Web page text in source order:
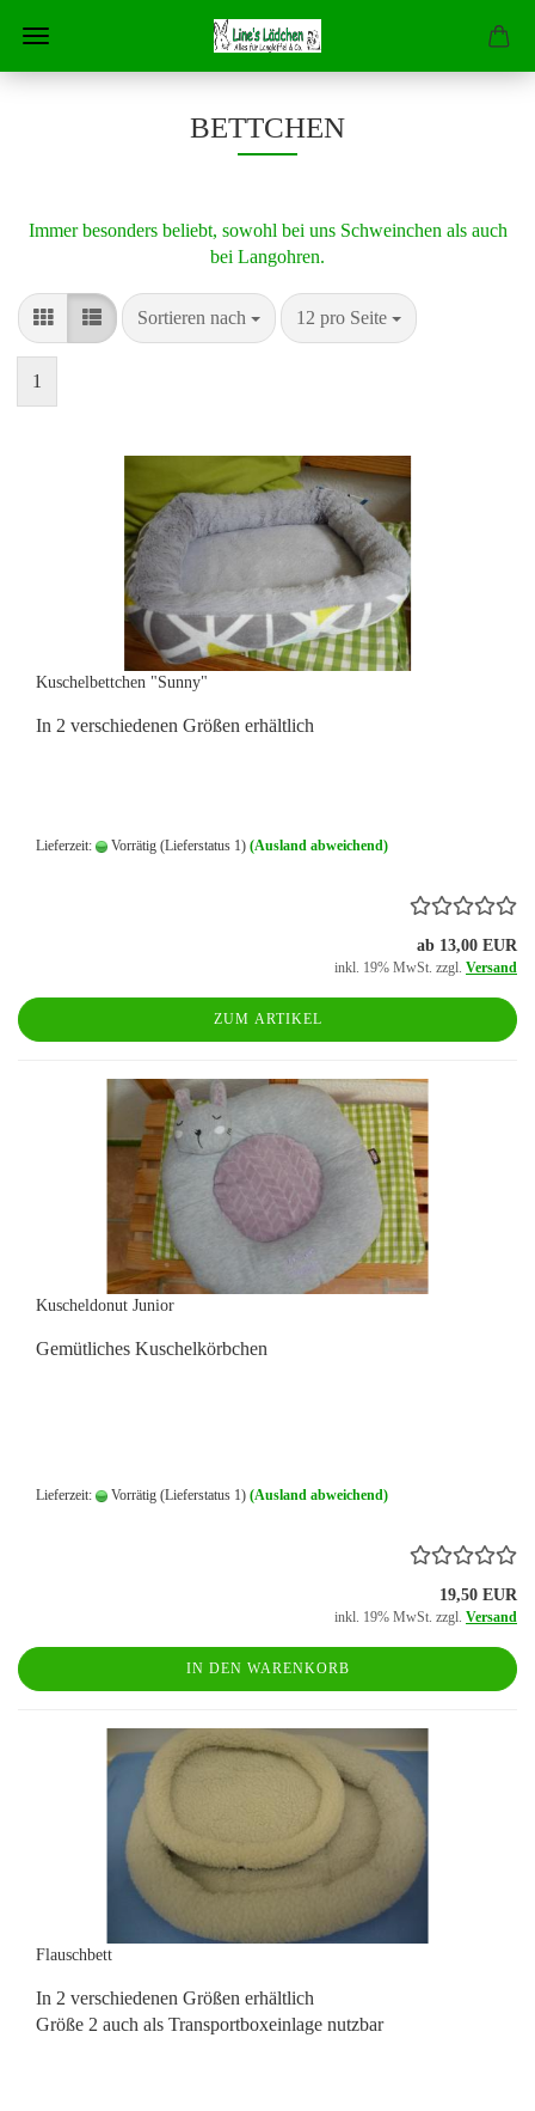
BETTCHEN
Immer besonders beliebt, sowohl bei uns Schweinchen als auch
bei Langohren.
Sortieren nach
Sortieren nach 12 pro Seite
pro Seite
1
Kuschelbettchen "Sunny"
In 2 verschiedenen Größen erhältlich
Lieferzeit: Vorrätig (Lieferstatus 1) (Ausland abweichend)
ab 13,00 EUR
inkl. 19% MwSt. zzgl. Versand
ZUM ARTIKEL
Kuscheldonut Junior
Gemütliches Kuschelkörbchen
Lieferzeit: Vorrätig (Lieferstatus 1) (Ausland abweichend)
19,50 EUR
inkl. 19% MwSt. zzgl. Versand
IN DEN WARENKORB
Flauschbett
In 2 verschiedenen Größen erhältlich
Größe 2 auch als Transportboxeinlage nutzbar